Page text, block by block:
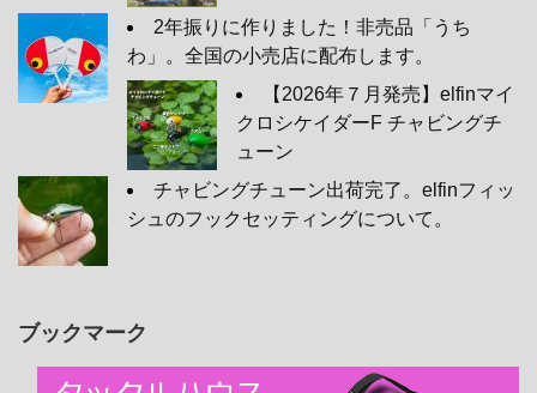
2年振りに作りました！非売品「うち
わ」。全国の小売店に配布します。
【2026年７月発売】elfinマイ
クロシケイダーF チャビングチ
ューン
チャビングチューン出荷完了。elfinフィッ
シュのフックセッティングについて。
ブックマーク